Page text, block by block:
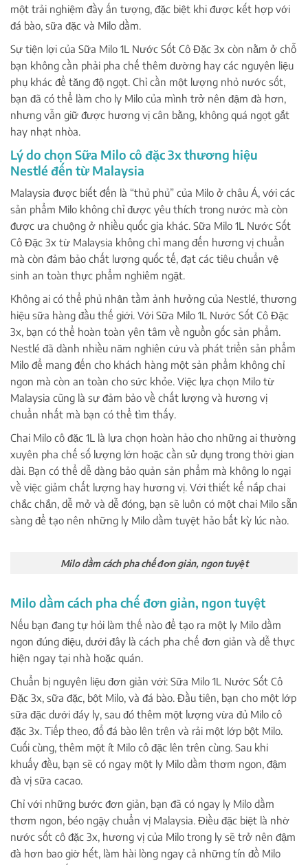
một trải nghiệm đầy ấn tượng, đặc biệt khi được kết hợp với
đá bào, sữa đặc và Milo dầm.
Sự tiện lợi của Sữa Milo 1L Nước Sốt Cô Đặc 3x còn nằm ở chỗ
bạn không cần phải pha chế thêm đường hay các nguyên liệu
phụ khác để tăng độ ngọt. Chỉ cần một lượng nhỏ nước sốt,
bạn đã có thể làm cho ly Milo của mình trở nên đậm đà hơn,
nhưng vẫn giữ được hương vị cân bằng, không quá ngọt gắt
hay nhạt nhòa.
Lý do chọn Sữa Milo cô đặc 3x thương hiệu
Nestlé đến từ Malaysia
Malaysia được biết đến là “thủ phủ” của Milo ở châu Á, với các
sản phẩm Milo không chỉ được yêu thích trong nước mà còn
được ưa chuộng ở nhiều quốc gia khác. Sữa Milo 1L Nước Sốt
Cô Đặc 3x từ Malaysia không chỉ mang đến hương vị chuẩn
mà còn đảm bảo chất lượng quốc tế, đạt các tiêu chuẩn vệ
sinh an toàn thực phẩm nghiêm ngặt.
Không ai có thể phủ nhận tầm ảnh hưởng của Nestlé, thương
hiệu sữa hàng đầu thế giới. Với Sữa Milo 1L Nước Sốt Cô Đặc
3x, bạn có thể hoàn toàn yên tâm về nguồn gốc sản phẩm.
Nestlé đã dành nhiều năm nghiên cứu và phát triển sản phẩm
Milo để mang đến cho khách hàng một sản phẩm không chỉ
ngon mà còn an toàn cho sức khỏe. Việc lựa chọn Milo từ
Malaysia cũng là sự đảm bảo về chất lượng và hương vị
chuẩn nhất mà bạn có thể tìm thấy.
Chai Milo cô đặc 1L là lựa chọn hoàn hảo cho những ai thường
xuyên pha chế số lượng lớn hoặc cần sử dụng trong thời gian
dài. Bạn có thể dễ dàng bảo quản sản phẩm mà không lo ngại
về việc giảm chất lượng hay hương vị. Với thiết kế nắp chai
chắc chắn, dễ mở và dễ đóng, bạn sẽ luôn có một chai Milo sẵn
sàng để tạo nên những ly Milo dầm tuyệt hảo bất kỳ lúc nào.
Milo dầm cách pha chế đơn giản, ngon tuyệt
Milo dầm cách pha chế đơn giản, ngon tuyệt
Nếu bạn đang tự hỏi làm thế nào để tạo ra một ly Milo dầm
ngon đúng điệu, dưới đây là cách pha chế đơn giản và dễ thực
hiện ngay tại nhà hoặc quán.
Chuẩn bị nguyên liệu đơn giản với: Sữa Milo 1L Nước Sốt Cô
Đặc 3x, sữa đặc, bột Milo, và đá bào. Đầu tiên, bạn cho một lớp
sữa đặc dưới đáy ly, sau đó thêm một lượng vừa đủ Milo cô
đặc 3x. Tiếp theo, đổ đá bào lên trên và rải một lớp bột Milo.
Cuối cùng, thêm một ít Milo cô đặc lên trên cùng. Sau khi
khuấy đều, bạn sẽ có ngay một ly Milo dầm thơm ngon, đậm
đà vị sữa cacao.
Chỉ với những bước đơn giản, bạn đã có ngay ly Milo dầm
thơm ngon, béo ngậy chuẩn vị Malaysia. Điều đặc biệt là nhờ
nước sốt cô đặc 3x, hương vị của Milo trong ly sẽ trở nên đậm
đà hơn bao giờ hết, làm hài lòng ngay cả những tín đồ Milo